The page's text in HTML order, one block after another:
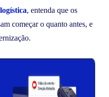
, entenda que os
começar o quanto antes, e